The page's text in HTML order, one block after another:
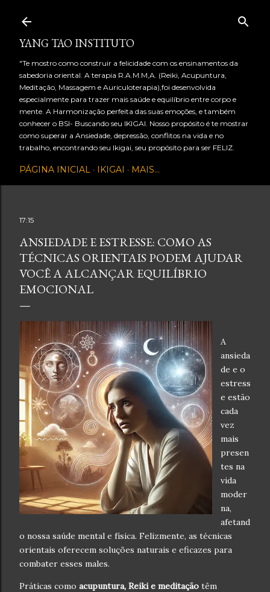
YANG TAO INSTITUTO
"Te mostro como construir a felicidade com os ensinamentos da
sabedoria oriental. A terapia R.A.M.M,A. (Reiki, Acupuntura,
Meditação, Massagem e Auriculoterapia),foi desenvolvida
especialmente para trazer mais saúde e equilíbrio entre corpo e
mente. A Harmonização perfeita das suas emoções, e também
conhecer o BSI- Buscando seu IKIGAI. Nosso propósito é te mostrar
como superar a Ansiedade, depressão, conflitos na vida e no
trabalho, encontrando seu Ikigai, seu propósito para ser FELIZ.
PÁGINA INICIAL IKIGAI MAIS…
17:15
ANSIEDADE E ESTRESSE: COMO AS
TÉCNICAS ORIENTAIS PODEM AJUDAR
VOCÊ A ALCANÇAR EQUILÍBRIO
EMOCIONAL
A
ansieda
de e o
estress
e estão
cada
vez
mais
presen
tes na
vida
moder
na,
afetand
o nossa saúde mental e física. Felizmente, as técnicas
orientais oferecem soluções naturais e eficazes para
combater esses males.
Práticas como acupuntura, Reiki e meditação têm